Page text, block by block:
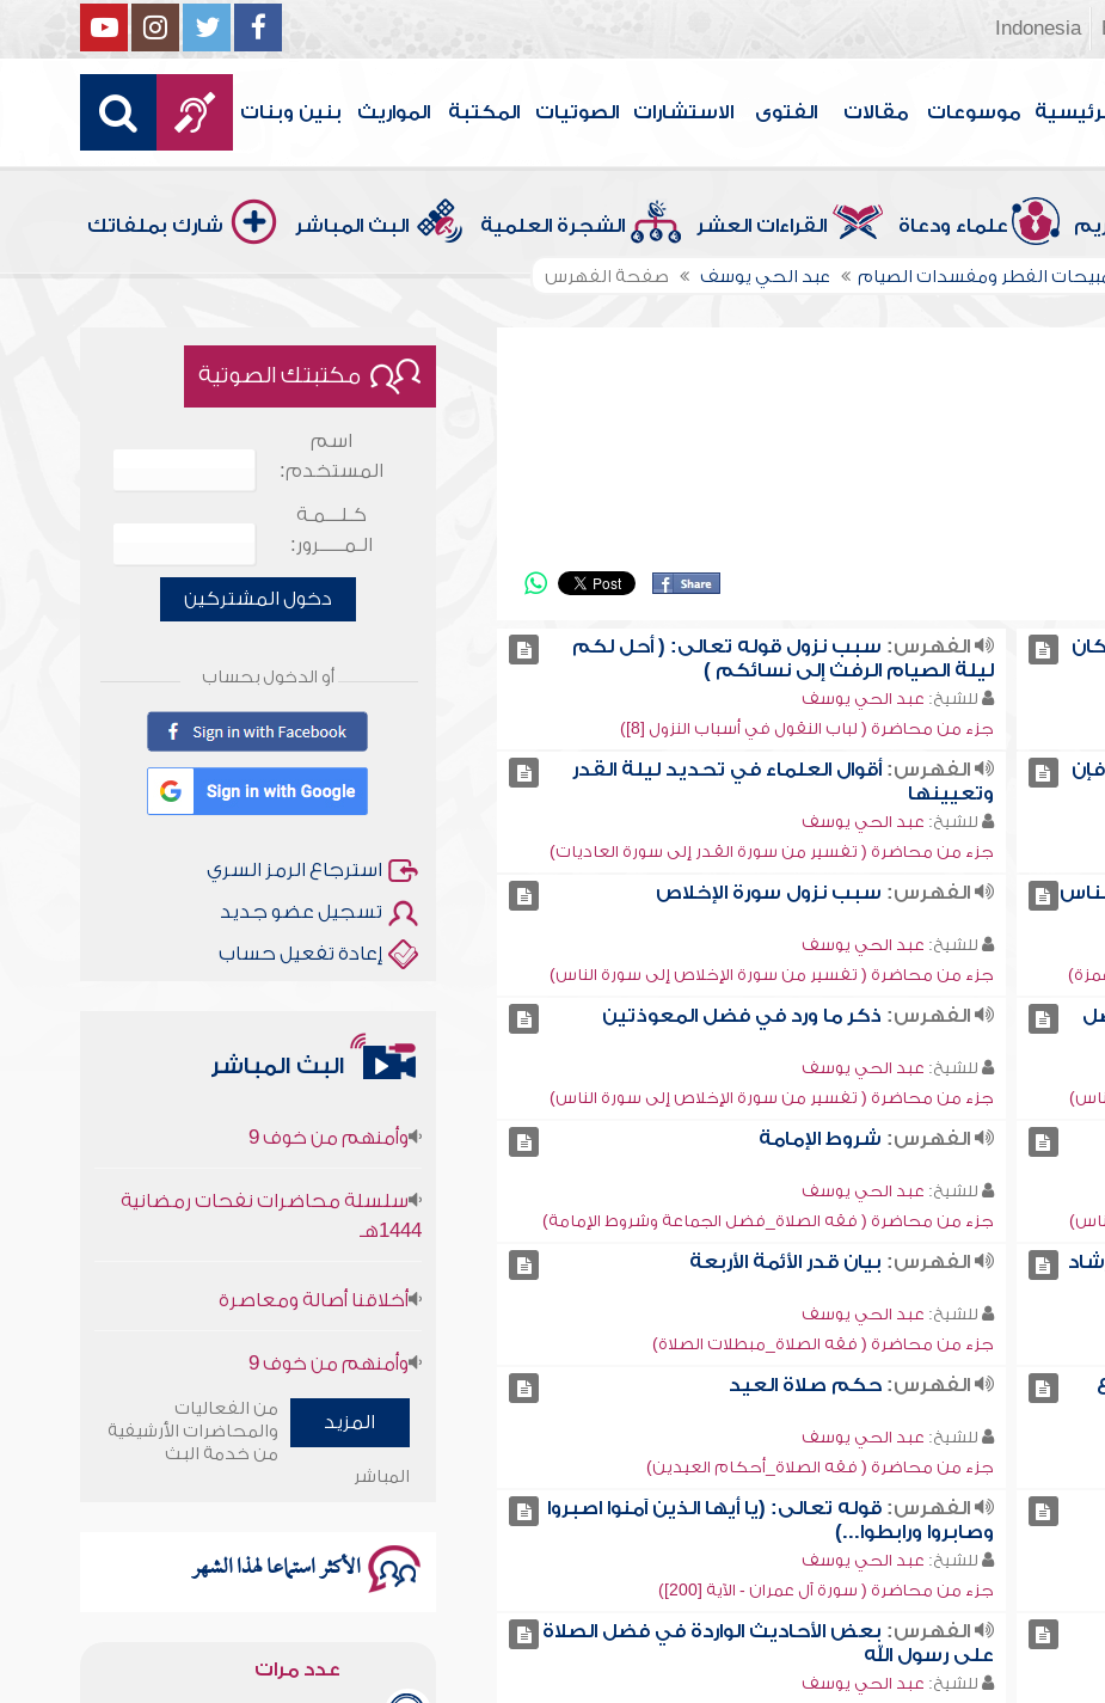
Indonesia
موسوعات مقالات الفتوى الاستشارات الصوتيات المكتبة المواريث بنين وبنات
علماء ودعاة القراءات العشر الشجرة العلمية البث المباشر شارك بملفاتك
الفطر ومفسدات الصيام عبد الحي يوسف صفحة الفهرس
الفهرس: سبب نزول قوله تعالى: ( أحل لكم
ليلة الصيام الرفث إلى نسائكم )
للشيخ: عبد الحي يوسف
جزء من محاضرة ( لباب النقول في أسباب النزول [8])
الفهرس: أقوال العلماء في تحديد ليلة القدر
وتعيينها
للشيخ: عبد الحي يوسف
جزء من محاضرة ( تفسير من سورة القدر إلى سورة العاديات)
الفهرس: سبب نزول سورة الإخلاص
للشيخ: عبد الحي يوسف
جزء من محاضرة ( تفسير من سورة الإخلاص إلى سورة الناس)
الفهرس: ذكر ما ورد في فضل المعوذتين
للشيخ: عبد الحي يوسف
جزء من محاضرة ( تفسير من سورة الإخلاص إلى سورة الناس)
الفهرس: شروط الإمامة
للشيخ: عبد الحي يوسف
جزء من محاضرة ( فقه الصلاة_فضل الجماعة وشروط الإمامة)
الفهرس: بيان قدر الأئمة الأربعة
للشيخ: عبد الحي يوسف
جزء من محاضرة ( فقه الصلاة_مبطلات الصلاة)
الفهرس: حكم صلاة العيد
للشيخ: عبد الحي يوسف
جزء من محاضرة ( فقه الصلاة_أحكام العيدين)
الفهرس: قوله تعالى: (يا أيها الذين آمنوا اصبروا
وصابروا ورابطوا...)
للشيخ: عبد الحي يوسف
جزء من محاضرة ( سورة آل عمران - الآية [200])
الفهرس: بعض الأحاديث الواردة في فضل الصلاة
على رسول الله
للشيخ: عبد الحي يوسف
مكتبتك الصوتية
اسم
المستخدم:
كـلـــمـة
الـمـــــرور:
دخول المشتركين
أو الدخول بحساب
استرجاع الرمز السري
تسجيل عضو جديد
إعادة تفعيل حساب
البث المباشر
أخلاقنا أصالة ومعاصرة
1444هـ
المزيد
من الفعاليات
والمحاضرات الأرشيفية
من خدمة البث
المباشر
الأكثر استماعا لهذا الشهر
عدد مرات